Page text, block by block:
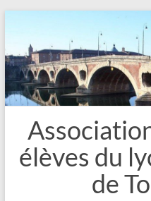
contenu
élèves du
de